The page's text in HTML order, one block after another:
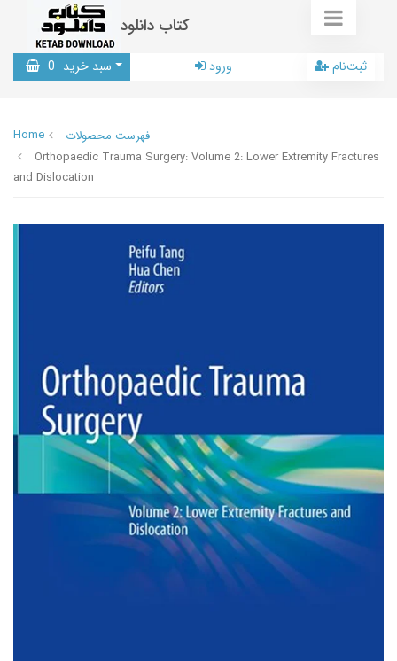
کتاب دانلود
سبد خرید 0 ورود ثبت‌نام
Home
فهرست محصولات
Orthopaedic Trauma Surgery: Volume 2: Lower Extremity Fractures
and Dislocation